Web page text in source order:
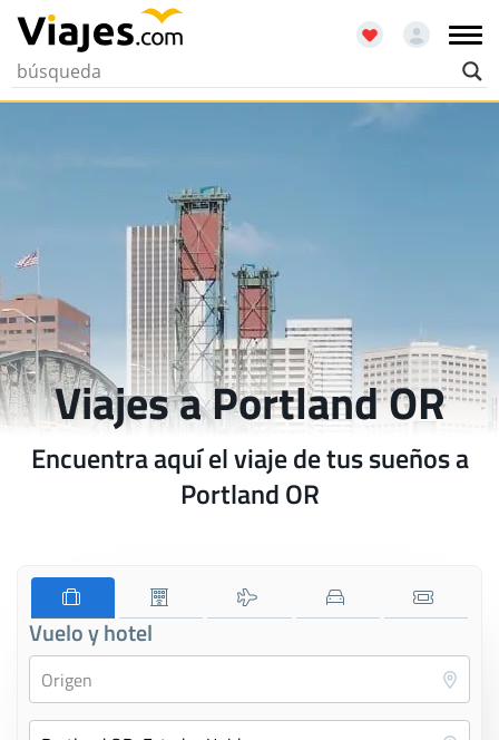
Viajes a Portland OR
Encuentra aquí el viaje de tus sueños a
Portland OR
Vuelo y hotel